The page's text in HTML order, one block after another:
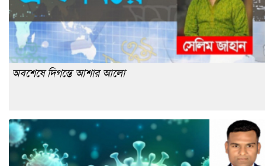
অবশেষে দিগন্তে আশার আলো